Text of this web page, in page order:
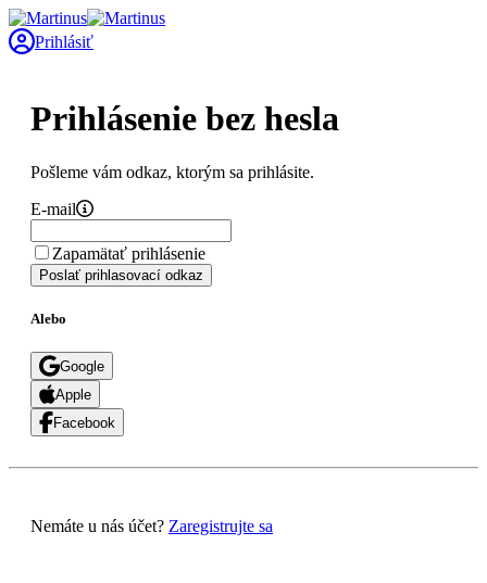
Prihlásiť
Prihlásenie bez hesla
Pošleme vám odkaz, ktorým sa prihlásite.
E-mail
Zapamätať prihlásenie
Poslať prihlasovací odkaz
Alebo
Google
Apple
Facebook
Nemáte u nás účet? Zaregistrujte sa